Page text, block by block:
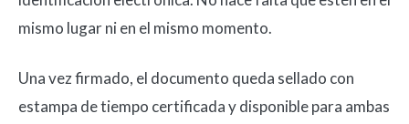
mismo lugar ni en el mismo momento.
Una vez firmado, el documento queda sellado con
estampa de tiempo certificada y disponible para ambas